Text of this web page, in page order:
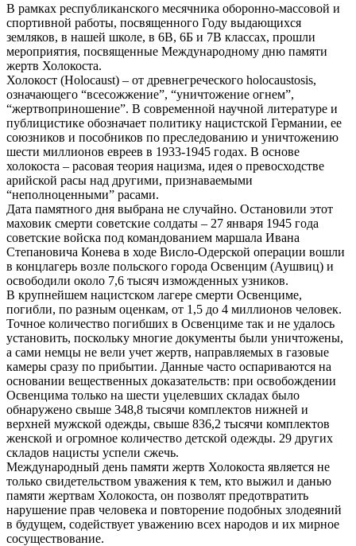
В рамках республиканского месячника оборонно-массовой и
спортивной работы, посвященного Году выдающихся
земляков, в нашей школе, в 6В, 6Б и 7В классах, прошли
мероприятия, посвященные Международному дню памяти
жертв Холокоста.
Холокост (Holocaust) – от древнегреческого holocaustosis,
означающего “всесожжение”, “уничтожение огнем”,
“жертвоприношение”. В современной научной литературе и
публицистике обозначает политику нацистской Германии, ее
союзников и пособников по преследованию и уничтожению
шести миллионов евреев в 1933-1945 годах. В основе
холокоста – расовая теория нацизма, идея о превосходстве
арийской расы над другими, признаваемыми
“неполноценными” расами.
Дата памятного дня выбрана не случайно. Остановили этот
маховик смерти советские солдаты – 27 января 1945 года
советские войска под командованием маршала Ивана
Степановича Конева в ходе Висло-Одерской операции вошли
в концлагерь возле польского города Освенцим (Аушвиц) и
освободили около 7,6 тысяч изможденных узников.
В крупнейшем нацистском лагере смерти Освенциме,
погибли, по разным оценкам, от 1,5 до 4 миллионов человек.
Точное количество погибших в Освенциме так и не удалось
установить, поскольку многие документы были уничтожены,
а сами немцы не вели учет жертв, направляемых в газовые
камеры сразу по прибытии. Данные часто оспариваются на
основании вещественных доказательств: при освобождении
Освенцима только на шести уцелевших складах было
обнаружено свыше 348,8 тысячи комплектов нижней и
верхней мужской одежды, свыше 836,2 тысячи комплектов
женской и огромное количество детской одежды. 29 других
складов нацисты успели сжечь.
Международный день памяти жертв Холокоста является не
только свидетельством уважения к тем, кто выжил и данью
памяти жертвам Холокоста, он позволят предотвратить
нарушение прав человека и повторение подобных злодеяний
в будущем, содействует уважению всех народов и их мирное
сосуществование.